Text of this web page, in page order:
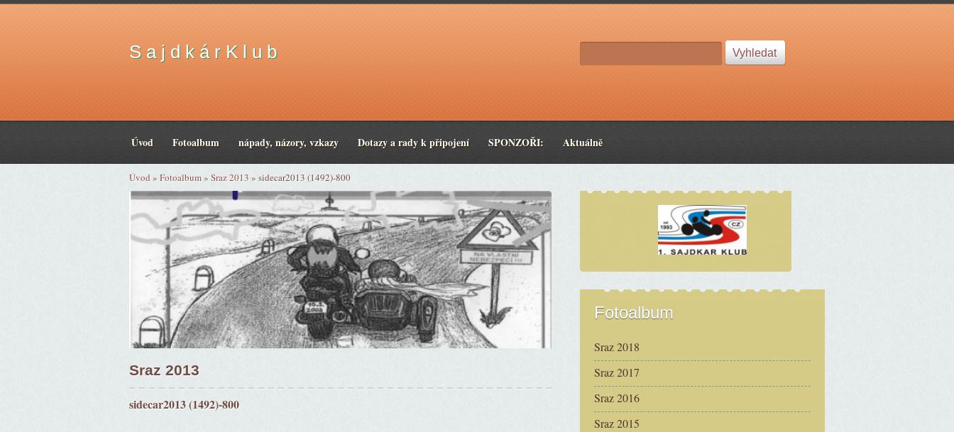
S a j d k á r K l u b
Úvod Fotoalbum nápady, názory, vzkazy Dotazy a rady k připojení SPONZOŘI: Aktuálně
Úvod » Fotoalbum» Sraz 2013 » sidecar2013 (1492)-800
Sraz 2013
sidecar2013 (1492)-800
Fotoalbum
Sraz 2018
Sraz 2017
Sraz 2016
Sraz 2015